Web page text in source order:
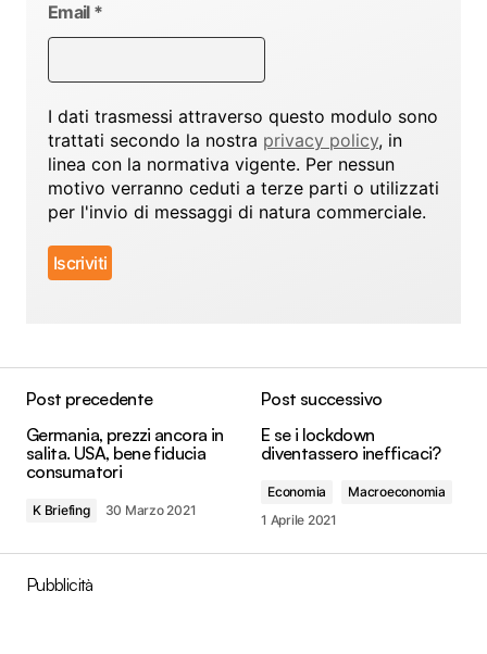
Email *
I dati trasmessi attraverso questo modulo sono
trattati secondo la nostra privacy policy, in
linea con la normativa vigente. Per nessun
motivo verranno ceduti a terze parti o utilizzati
per l'invio di messaggi di natura commerciale.
Post precedente
Germania, prezzi ancora in
salita. USA, bene fiducia
consumatori
K Briefing 30 Marzo 2021
Post successivo
E se i lockdown
diventassero inefficaci?
Economia
Macroeconomia
1 Aprile 2021
Pubblicità